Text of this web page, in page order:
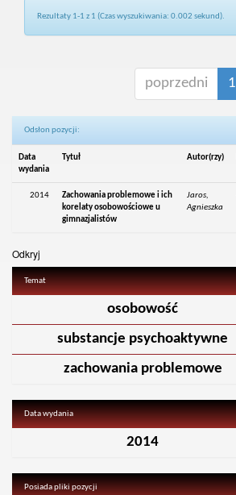
Rezultaty 1-1 z 1 (Czas wyszukiwania: 0.002 sekund).
poprzedni 1
Odsłon pozycji:
Data
wydania
Tytuł Autor(rzy)
2014
Zachowania problemowe i ich
korelaty osobowościowe u
gimnazjalistów
Jaros,
Agnieszka
Odkryj
Temat
osobowość
substancje psychoaktywne
zachowania problemowe
Data wydania
2014
Posiada pliki pozycji